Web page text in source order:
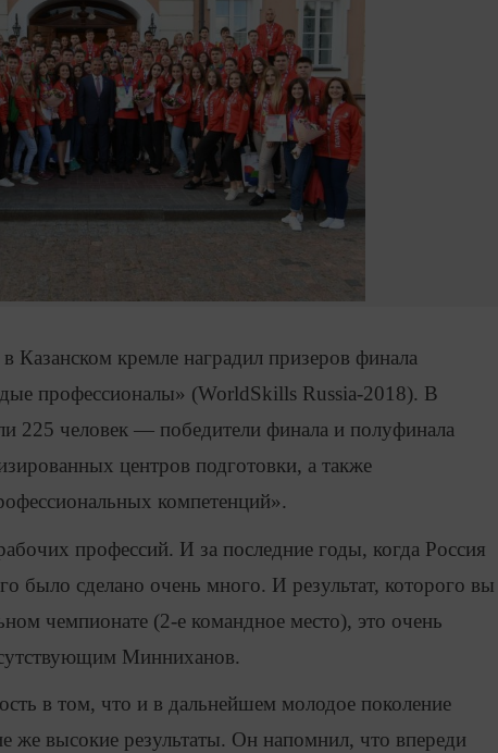
кремле наградил призеров финала
профессионалы» (WorldSkills Russia-2018). В
225 человек — победители финала и полуфинала
центров подготовки, а также
компетенций».
профессий. И за последние годы, когда Россия
было сделано очень много. И результат, которого вы
чемпионате (2-е командное место), это очень
Минниханов.
в том, что и в дальнейшем молодое поколение
же высокие результаты. Он напомнил, что впереди